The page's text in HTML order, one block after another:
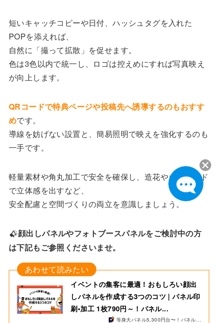
短いキャッチコピーや日付、ハッシュタグを入れた
POPを添えれば、
自然に「撮って拡散」を促せます。
色は3色以内で統一し、ロゴは控えめにすれば写真映え
が向上します。
QRコードで特典ページや投稿先へ誘導するのもおすす
めです。
導線を妨げない設置と、簡易照明で映えを強化するのも
一手です。
軽量素材や角丸加工で安全を確保し、造花やガーランド
で立体感を出すなど、
安全配慮と空間づくりの両立を意識しましょう。
顔出しパネルやフォトブースパネルをご検討中の方
は下記もご参照くださいませ。
イベントの集客に最適！おもしろい顔出
しパネルを作成する3つのコツ | パネル印
刷•加工 1枚790円～！パネル...
等身大パネル5,300円台〜！パネル...